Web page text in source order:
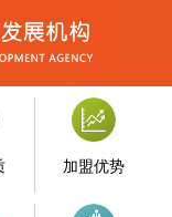
加盟优势